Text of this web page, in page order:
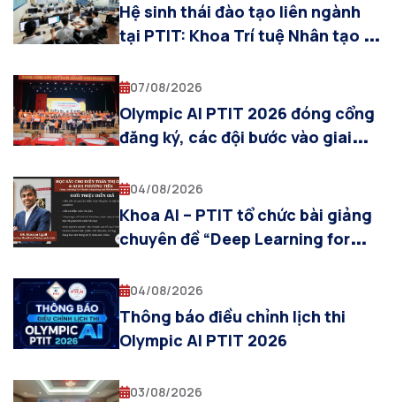
Hệ sinh thái đào tạo liên ngành
tại PTIT: Khoa Trí tuệ Nhân tạo và
chuyên ngành
07/08/2026
Olympic AI PTIT 2026 đóng cổng
đăng ký, các đội bước vào giai
04/08/2026
Khoa AI – PTIT tổ chức bài giảng
chuyên đề “Deep Learning for
Multimodal AI”
04/08/2026
Thông báo điều chỉnh lịch thi
Olympic AI PTIT 2026
03/08/2026